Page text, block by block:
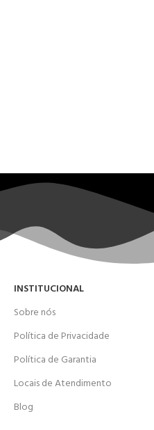
INSTITUCIONAL
Sobre nós
Política de Privacidade
Política de Garantia
Locais de Atendimento
Blog